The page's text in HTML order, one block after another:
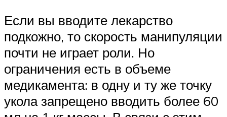
Если вы вводите лекарство
подкожно, то скорость манипуляции
почти не играет роли. Но
ограничения есть в объеме
медикамента: в одну и ту же точку
укола запрещено вводить более 60